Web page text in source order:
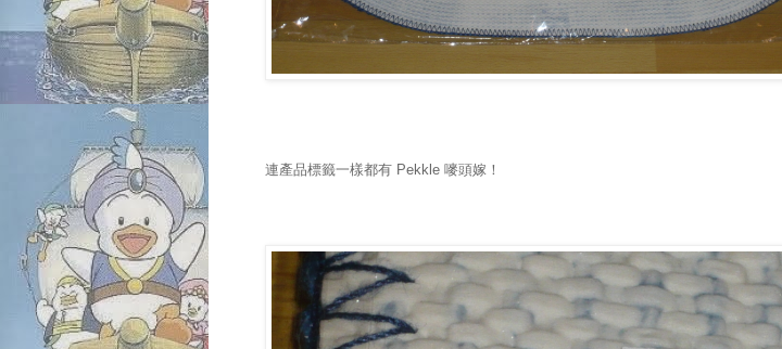
連產品標籤一樣都有 Pekkle 嘜頭嫁！